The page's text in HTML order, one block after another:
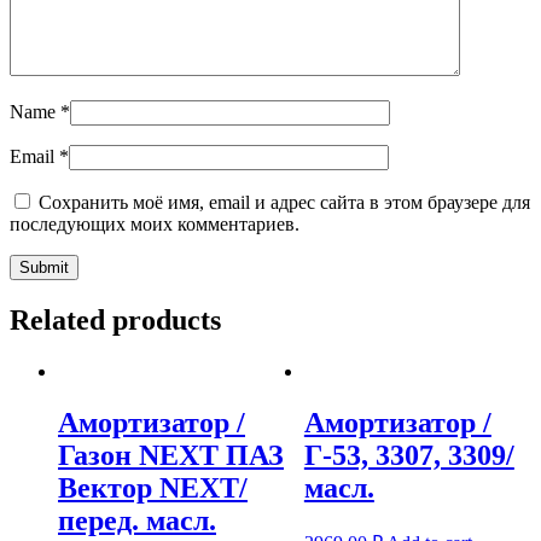
Name *
Email *
Сохранить моё имя, email и адрес сайта в этом браузере для
последующих моих комментариев.
Related products
Амортизатор /
Газон NEXT ПАЗ
Вектор NEXT/
перед. масл.
Амортизатор /
Г-53, 3307, 3309/
масл.